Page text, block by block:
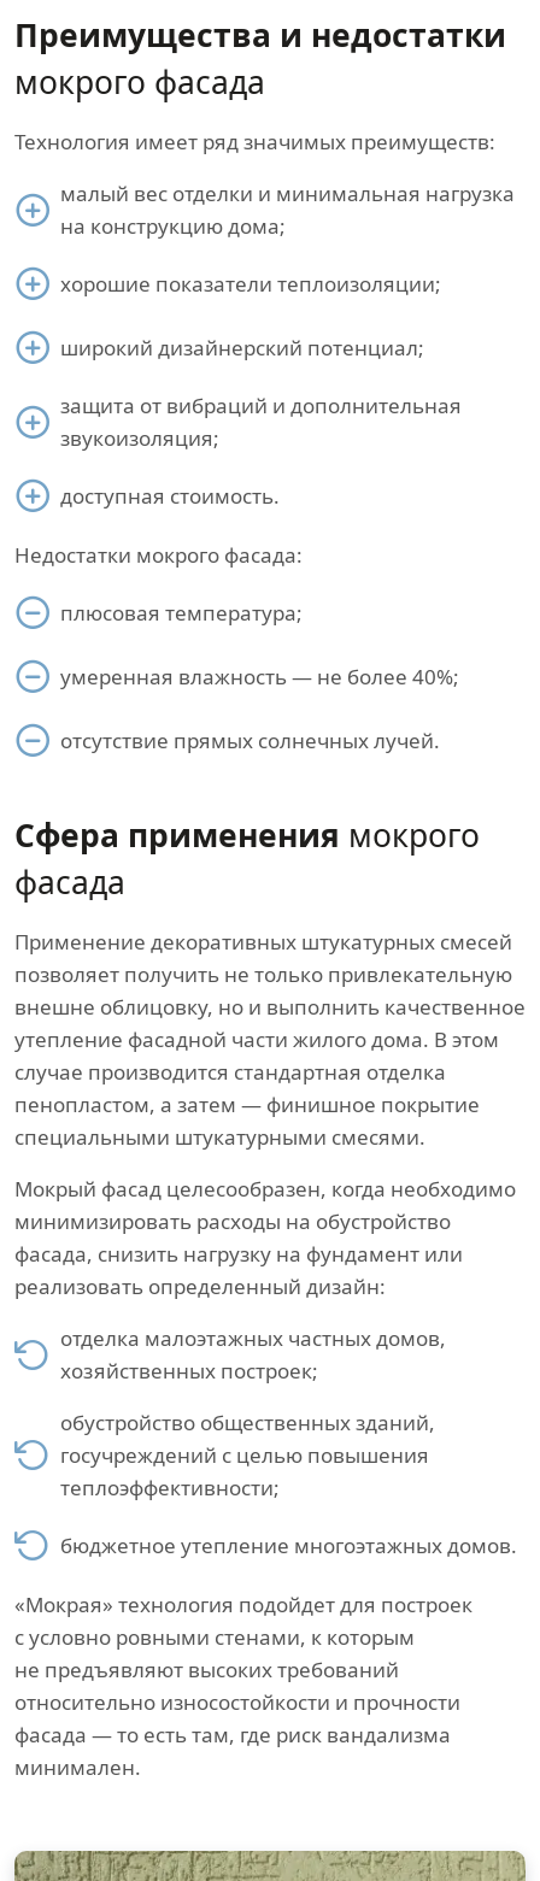
Преимущества и недостатки
мокрого фасада
Технология имеет ряд значимых преимуществ:
малый вес отделки и минимальная нагрузка
на конструкцию дома;
хорошие показатели теплоизоляции;
широкий дизайнерский потенциал;
защита от вибраций и дополнительная
звукоизоляция;
доступная стоимость.
Недостатки мокрого фасада:
плюсовая температура;
умеренная влажность — не более 40%;
отсутствие прямых солнечных лучей.
Сфера применения мокрого
фасада
Применение декоративных штукатурных смесей
позволяет получить не только привлекательную
внешне облицовку, но и выполнить качественное
утепление фасадной части жилого дома. В этом
случае производится стандартная отделка
пенопластом, а затем — финишное покрытие
специальными штукатурными смесями.
Мокрый фасад целесообразен, когда необходимо
минимизировать расходы на обустройство
фасада, снизить нагрузку на фундамент или
реализовать определенный дизайн:
отделка малоэтажных частных домов,
хозяйственных построек;
обустройство общественных зданий,
госучреждений с целью повышения
теплоэффективности;
бюджетное утепление многоэтажных домов.
«Мокрая» технология подойдет для построек
с условно ровными стенами, к которым
не предъявляют высоких требований
относительно износостойкости и прочности
фасада — то есть там, где риск вандализма
минимален.